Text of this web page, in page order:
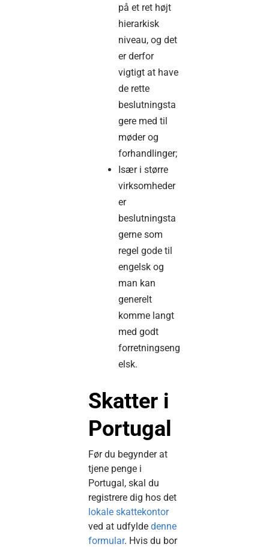
på et ret højt
hierarkisk
niveau, og det
er derfor
vigtigt at have
de rette
beslutningsta
gere med til
møder og
forhandlinger;
Især i større
virksomheder
er
beslutningsta
gerne som
regel gode til
engelsk og
man kan
generelt
komme langt
med godt
forretningseng
elsk.
Skatter i
Portugal
Før du begynder at
tjene penge i
Portugal, skal du
registrere dig hos det
lokale skattekontor
ved at udfylde denne
formular. Hvis du bor